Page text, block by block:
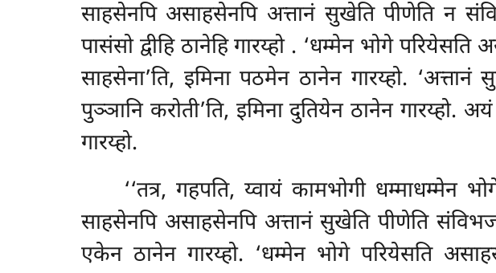
साहसेनपि असाहसेनपि अत्तानं सुखेति पीणेति न
पासंसो द्वीहि ठानेहि गारय्हो . ‘धम्मेन भोगे परियेसति
साहसेना’ति, इमिना पठमेन ठानेन गारय्हो.
पुञ्ञानि करोती’ति, इमिना दुतियेन ठानेन गारय्हो. अयं
गारय्हो.
‘‘तत्र, गहपति, य्वायं कामभोगी धम्माधम्मेन
साहसेनपि असाहसेनपि अत्तानं सुखेति पीणेति
एकेन ठानेन गारय्हो. ‘धम्मेन भोगे परियेसति